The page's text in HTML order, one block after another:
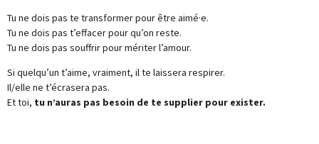
Tu ne dois pas te transformer pour être aimé·e.
Tu ne dois pas t’effacer pour qu’on reste.
Tu ne dois pas souffrir pour mériter l’amour.
Si quelqu’un t’aime, vraiment, il te laissera respirer.
Il/elle ne t’écrasera pas.
Et toi, tu n’auras pas besoin de te supplier pour exister.